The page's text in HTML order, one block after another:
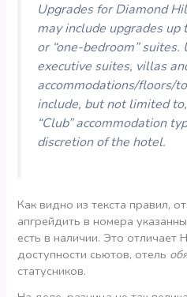
Upgrades for Diamond
may include upgrades up
or “one-bedroom” suites.
executive suites, villas
accommodations/floors/
include, but not limited
“Club” accommodation
discretion of the hotel.
Как видно из текста правил,
апгрейдить в номера
есть в наличии. Это отличает
доступности сьютов, отель
статусников.